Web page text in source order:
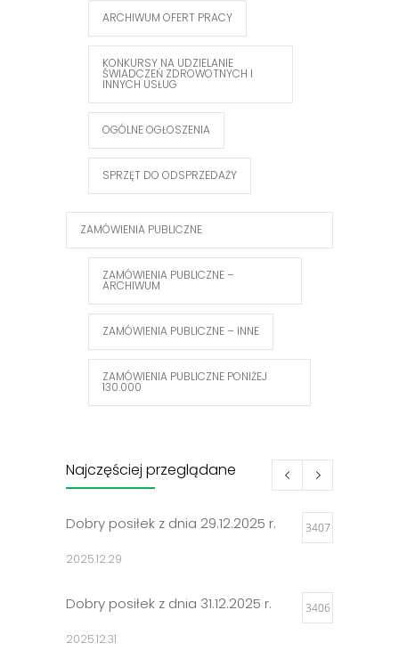
ARCHIWUM OFERT PRACY
KONKURSY NA UDZIELANIE
ŚWIADCZEŃ ZDROWOTNYCH I
INNYCH USŁUG
OGÓLNE OGŁOSZENIA
SPRZĘT DO ODSPRZEDAŻY
ZAMÓWIENIA PUBLICZNE
ZAMÓWIENIA PUBLICZNE –
ARCHIWUM
ZAMÓWIENIA PUBLICZNE – INNE
ZAMÓWIENIA PUBLICZNE PONIŻEJ
130.000
Najczęściej przeglądane
Dobry posiłek z dnia 29.12.2025 r. 3407
2025.12.29
Dobry posiłek z dnia 31.12.2025 r. 3406
2025.12.31